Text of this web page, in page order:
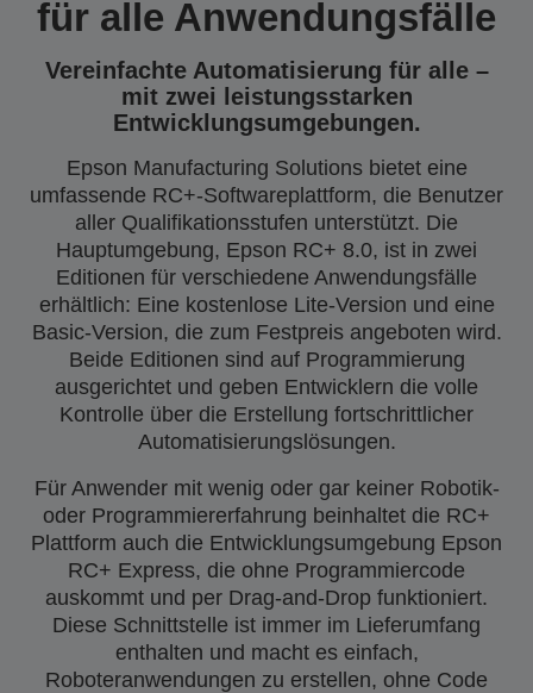
für alle Anwendungsfälle
Vereinfachte Automatisierung für alle –
mit zwei leistungsstarken
Entwicklungsumgebungen.
Epson Manufacturing Solutions bietet eine
umfassende RC+-Softwareplattform, die Benutzer
aller Qualifikationsstufen unterstützt. Die
Hauptumgebung, Epson RC+ 8.0, ist in zwei
Editionen für verschiedene Anwendungsfälle
erhältlich: Eine kostenlose Lite-Version und eine
Basic-Version, die zum Festpreis angeboten wird.
Beide Editionen sind auf Programmierung
ausgerichtet und geben Entwicklern die volle
Kontrolle über die Erstellung fortschrittlicher
Automatisierungslösungen.
Für Anwender mit wenig oder gar keiner Robotik-
oder Programmiererfahrung beinhaltet die RC+
Plattform auch die Entwicklungsumgebung Epson
RC+ Express, die ohne Programmiercode
auskommt und per Drag-and-Drop funktioniert.
Diese Schnittstelle ist immer im Lieferumfang
enthalten und macht es einfach,
Roboteranwendungen zu erstellen, ohne Code